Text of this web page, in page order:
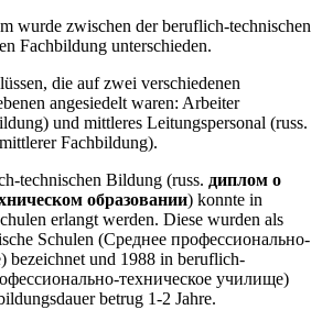
wurde zwischen der beruflich-technischen
Fachbildung unterschieden.
die auf zwei verschiedenen
angesiedelt waren: Arbeiter
und mittleres Leitungspersonal (russ.
Fachbildung).
technischen Bildung (russ. диплом о
образовании) konnte in
erlangt werden. Diese wurden als
Schulen (Среднее профессионально-
bezeichnet und 1988 in beruflich-
техническое училище)
betrug 1-2 Jahre.